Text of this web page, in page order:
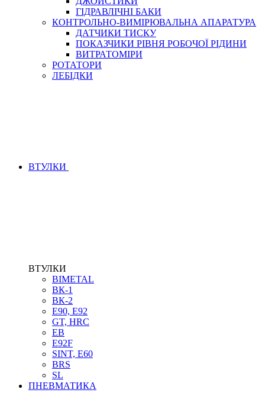
ГІДРАВЛІЧНІ БАКИ
КОНТРОЛЬНО-ВИМІРЮВАЛЬНА АПАРАТУРА
ДАТЧИКИ ТИСКУ
ПОКАЗЧИКИ РІВНЯ РОБОЧОЇ РІДИНИ
ВИТРАТОМІРИ
РОТАТОРИ
ЛЕБІДКИ
ВТУЛКИ
ВТУЛКИ
BIMETAL
ВК-1
ВК-2
Е90, E92
GT, HRC
EB
Е92F
SINT, E60
BRS
SL
ПНЕВМАТИКА